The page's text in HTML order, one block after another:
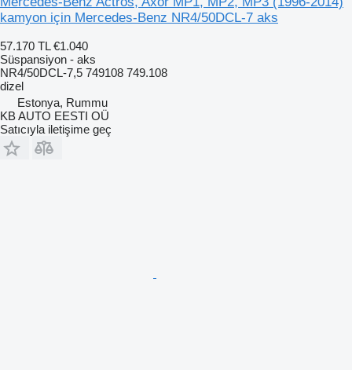
kamyon için Mercedes-Benz NR4/50DCL-7 aks
57.170 TL €1.040
Süspansiyon - aks
NR4/50DCL-7,5 749108 749.108
dizel
Estonya, Rummu
KB AUTO EESTI OÜ
Satıcıyla iletişime geç